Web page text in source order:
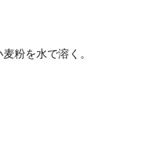
麦粉を水で溶く。